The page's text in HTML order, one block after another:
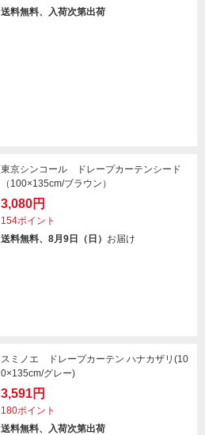
送料無料、入荷次第出荷
東京シンコール ドレープカーテンシード
（100×135cm/ブラウン）
3,080円
154ポイント
送料無料、8月9日（日） お届け
スミノエ ドレープカーテン ハナカザリ(10
0×135cm/グレー)
3,591円
180ポイント
送料無料、入荷次第出荷